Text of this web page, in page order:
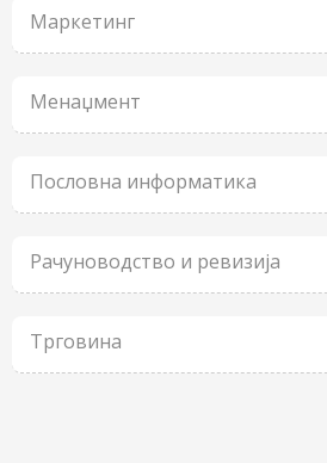
Маркетинг
Менаџмент
Пословна информатика
Рачуноводство и ревизија
Трговина